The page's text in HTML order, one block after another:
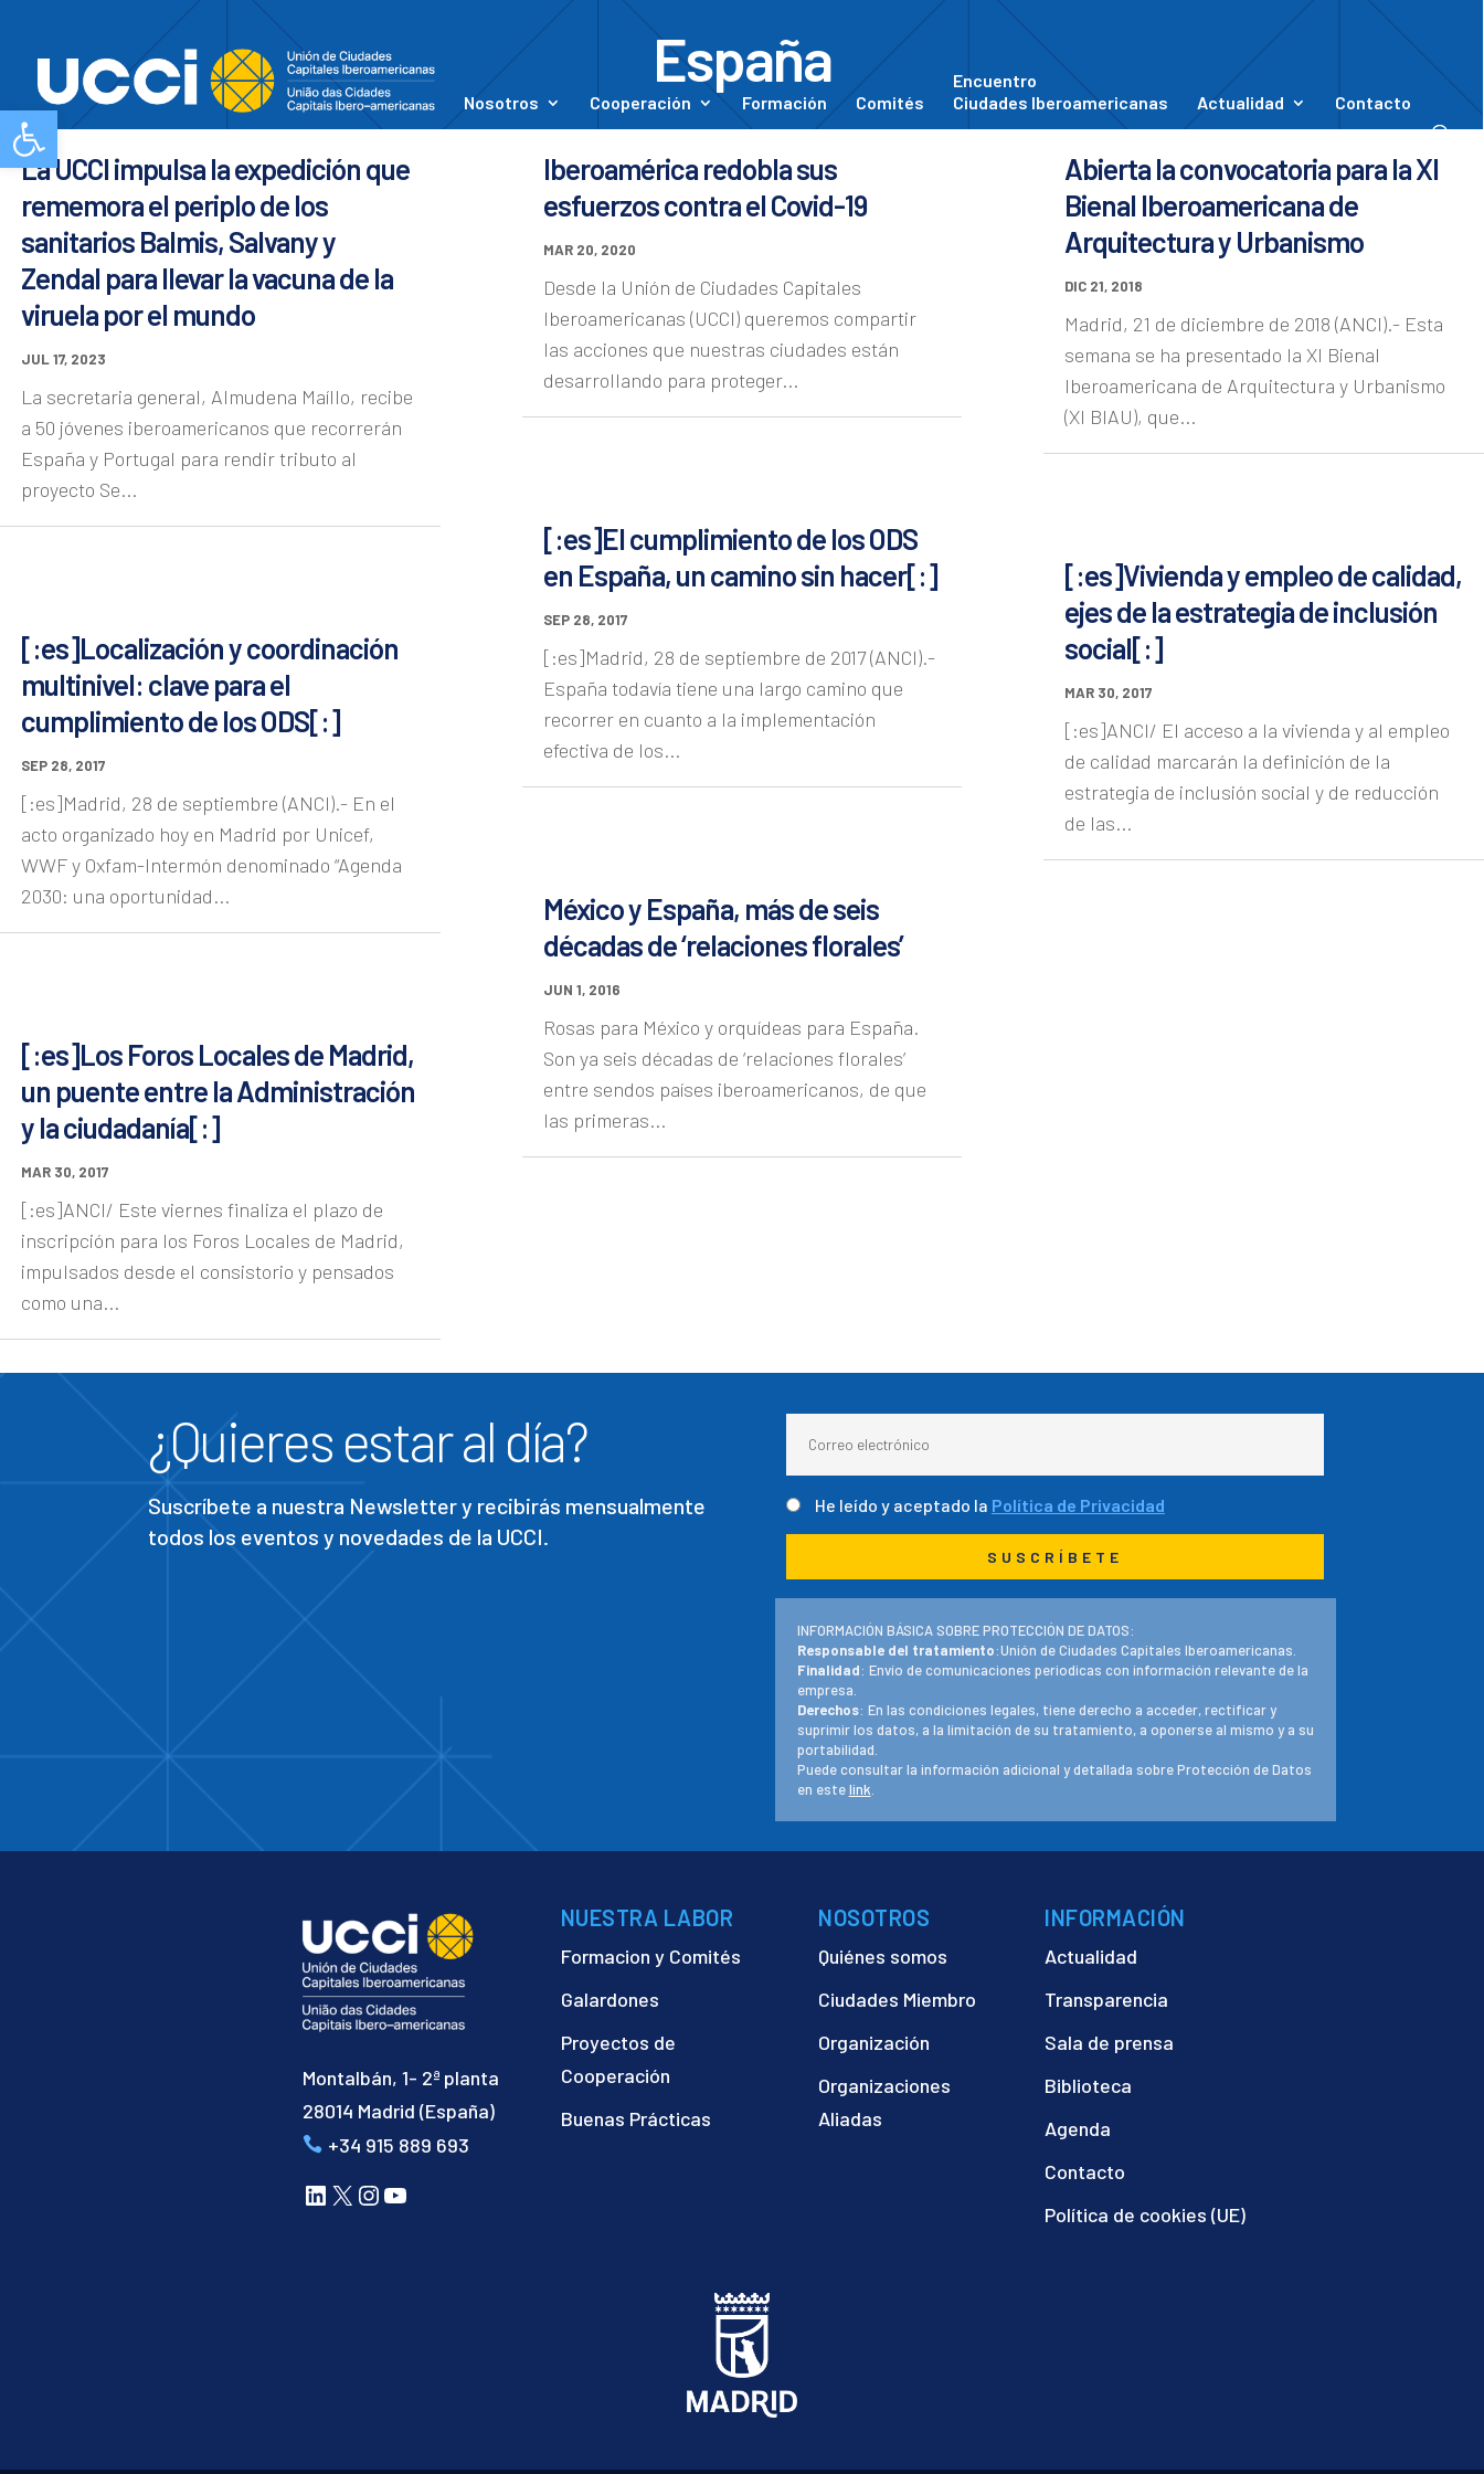
Abrir barra de herramientas Nosotros Cooperación Formación Comités
Encuentro
Ciudades Iberoamericanas
Actualidad Contacto
España
La UCCI impulsa la expedición que
rememora el periplo de los
sanitarios Balmis, Salvany y
Zendal para llevar la vacuna de la
viruela por el mundo
JUL 17, 2023
La secretaria general, Almudena Maíllo, recibe
a 50 jóvenes iberoamericanos que recorrerán
España y Portugal para rendir tributo al
proyecto Se...
[:es]Localización y coordinación
multinivel: clave para el
cumplimiento de los ODS[:]
SEP 28, 2017
[:es]Madrid, 28 de septiembre (ANCI).- En el
acto organizado hoy en Madrid por Unicef,
WWF y Oxfam-Intermón denominado “Agenda
2030: una oportunidad...
[:es]Los Foros Locales de Madrid,
un puente entre la Administración
y la ciudadanía[:]
MAR 30, 2017
[:es]ANCI/ Este viernes finaliza el plazo de
inscripción para los Foros Locales de Madrid,
impulsados desde el consistorio y pensados
como una...
Iberoamérica redobla sus
esfuerzos contra el Covid-19
MAR 20, 2020
Desde la Unión de Ciudades Capitales
Iberoamericanas (UCCI) queremos compartir
las acciones que nuestras ciudades están
desarrollando para proteger...
[:es]El cumplimiento de los ODS
en España, un camino sin hacer[:]
SEP 28, 2017
[:es]Madrid, 28 de septiembre de 2017 (ANCI).-
España todavía tiene una largo camino que
recorrer en cuanto a la implementación
efectiva de los...
México y España, más de seis
décadas de ‘relaciones florales’
JUN 1, 2016
Rosas para México y orquídeas para España.
Son ya seis décadas de ‘relaciones florales’
entre sendos países iberoamericanos, de que
las primeras...
Abierta la convocatoria para la XI
Bienal Iberoamericana de
Arquitectura y Urbanismo
DIC 21, 2018
Madrid, 21 de diciembre de 2018 (ANCI).- Esta
semana se ha presentado la XI Bienal
Iberoamericana de Arquitectura y Urbanismo
(XI BIAU), que...
[:es]Vivienda y empleo de calidad,
ejes de la estrategia de inclusión
social[:]
MAR 30, 2017
[:es]ANCI/ El acceso a la vivienda y al empleo
de calidad marcarán la definición de la
estrategia de inclusión social y de reducción
de las...
¿Quieres estar al día?
Suscríbete a nuestra Newsletter y recibirás mensualmente
todos los eventos y novedades de la UCCI.
He leído y aceptado la Política de Privacidad
INFORMACIÓN BÁSICA SOBRE PROTECCIÓN DE DATOS:
Responsable del tratamiento:Unión de Ciudades Capitales Iberoamericanas.
Finalidad: Envío de comunicaciones periodicas con información relevante de la
empresa.
Derechos: En las condiciones legales, tiene derecho a acceder, rectificar y
suprimir los datos, a la limitación de su tratamiento, a oponerse al mismo y a su
portabilidad.
Puede consultar la información adicional y detallada sobre Protección de Datos
en estelink.
Montalbán, 1- 2ª planta
28014 Madrid (España)
+34 915 889 693
LinkedIn
X Instagram
YouTube
NUESTRA LABOR
Formacion y Comités
Galardones
Proyectos de
Cooperación
Buenas Prácticas
NOSOTROS
Quiénes somos
Ciudades Miembro
Organización
Organizaciones
Aliadas
INFORMACIÓN
Actualidad
Transparencia
Sala de prensa
Biblioteca
Agenda
Contacto
Política de cookies (UE)